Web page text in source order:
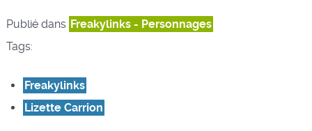
Publié dans Freakylinks - Personnages
Tags:
Freakylinks
Lizette Carrion